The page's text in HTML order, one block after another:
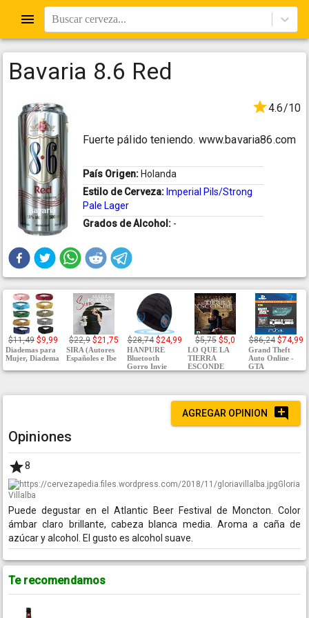
Buscar cerveza...
Bavaria 8.6 Red
4.6/10
Fuerte pálido teniendo. www.bavaria86.com
País Origen: Holanda
Estilo de Cerveza: Imperial Pils/Strong
Pale Lager
Grados de Alcohol: -
$11,49 $9,99
Diademas para
Mujer, Diadema
$22,9 $21,75
SIRA (Autores
Españoles e Ibe
$28,74 $24,99
HANPURE
Bluetooth
Gorro Invie
$5,75 $5,0
LO QUE LA
TIERRA
ESCONDE
$86,24 $74,99
Grand Theft
Auto Online -
GTA
AGREGAR OPINION
Opiniones
8
Gloria
Villalba
Puede degustar en el Atlantic Beer Festival de Moncton. Color
ámbar claro brillante, cabeza blanca media. Aroma a caña de
azúcar y alcohol. El gusto es alcohol suave.
Te recomendamos